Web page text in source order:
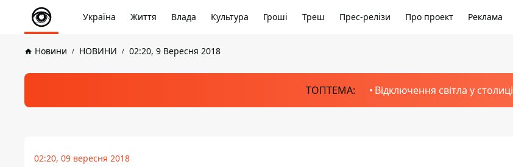
Україна Життя Влада Культура Гроші Треш Прес-релізи Про проект Реклама
Новини НОВИНИ 02:20, 9 Вересня 2018
ТОПТЕМА: Відключення світла у столиці
02:20, 09 вересня 2018